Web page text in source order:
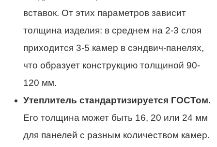
вставок. От этих параметров зависит
толщина изделия: в среднем на 2-3 слоя
приходится 3-5 камер в сэндвич-панелях,
что образует конструкцию толщиной 90-
120 мм.
Утеплитель стандартизируется ГОСТом.
Его толщина может быть 16, 20 или 24 мм
для панелей с разным количеством камер.